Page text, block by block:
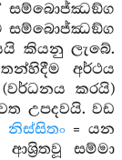
සම්බොජ්ඣඞ්ග
සම්බොජ්ඣඞ්ග
කියනු ලැබේ.
අර්ථය
කරයි)
උපදවයි. වඩ
නිස්සිතං= යන
සම්මා